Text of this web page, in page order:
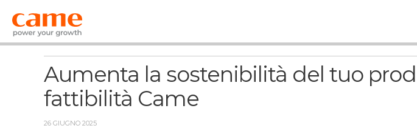
News
Aumenta la sostenibilità del tuo
fattibilità Came
26 GIUGNO 2025